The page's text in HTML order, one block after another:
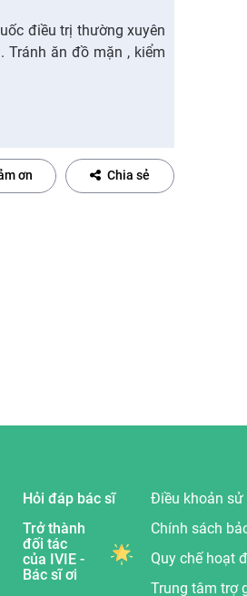
điều trị thường xuyên
Tránh ăn đồ mặn , kiểm
ơn Chia sẻ
Hỏi đáp bác sĩ
Trở thành
đối tác
của IVIE -
Bác sĩ ơi
Điều khoản sử
Chính sách
Quy chế hoạt
Trung tâm trợ